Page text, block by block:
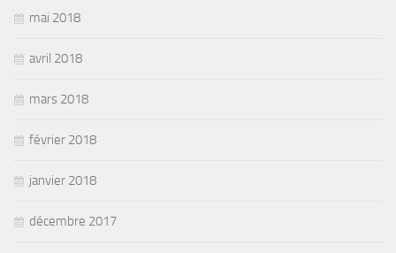
mai 2018
avril 2018
mars 2018
février 2018
janvier 2018
décembre 2017